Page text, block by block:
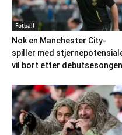
Fotball
Nok en Manchester City-
spiller med
vil bort etter debutsesongen